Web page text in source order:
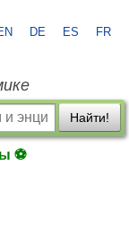
DE ES FR
Найти!
⚽